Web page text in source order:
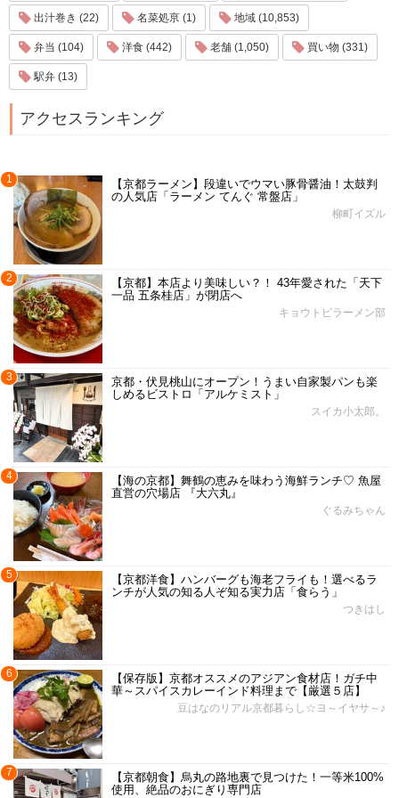
出汁巻き (22) 名菜処亰 (1) 地域 (10,853)
弁当 (104) 洋食 (442) 老舗 (1,050) 買い物 (331)
駅弁 (13)
アクセスランキング
1
【京都ラーメン】段違いでウマい豚骨醤油！太鼓判
の人気店「ラーメン てんぐ 常盤店」
柳町イズル
2
【京都】本店より美味しい？！ 43年愛された「天下
一品 五条桂店」が閉店へ
キョウトピラーメン部
3
京都・伏見桃山にオープン！うまい自家製パンも楽
しめるビストロ「アルケミスト」
スイカ小太郎。
4
【海の京都】舞鶴の恵みを味わう海鮮ランチ♡ 魚屋
直営の穴場店 『大六丸』
ぐるみちゃん
5
【京都洋食】ハンバーグも海老フライも！選べるラ
ンチが人気の知る人ぞ知る実力店「食らう」
つきはし
6
【保存版】京都オススメのアジアン食材店！ガチ中
華～スパイスカレーインド料理まで【厳選５店】
豆はなのリアル京都暮らし☆ヨ～イヤサ～♪
7
【京都朝食】烏丸の路地裏で見つけた！一等米100%
使用、絶品のおにぎり専門店